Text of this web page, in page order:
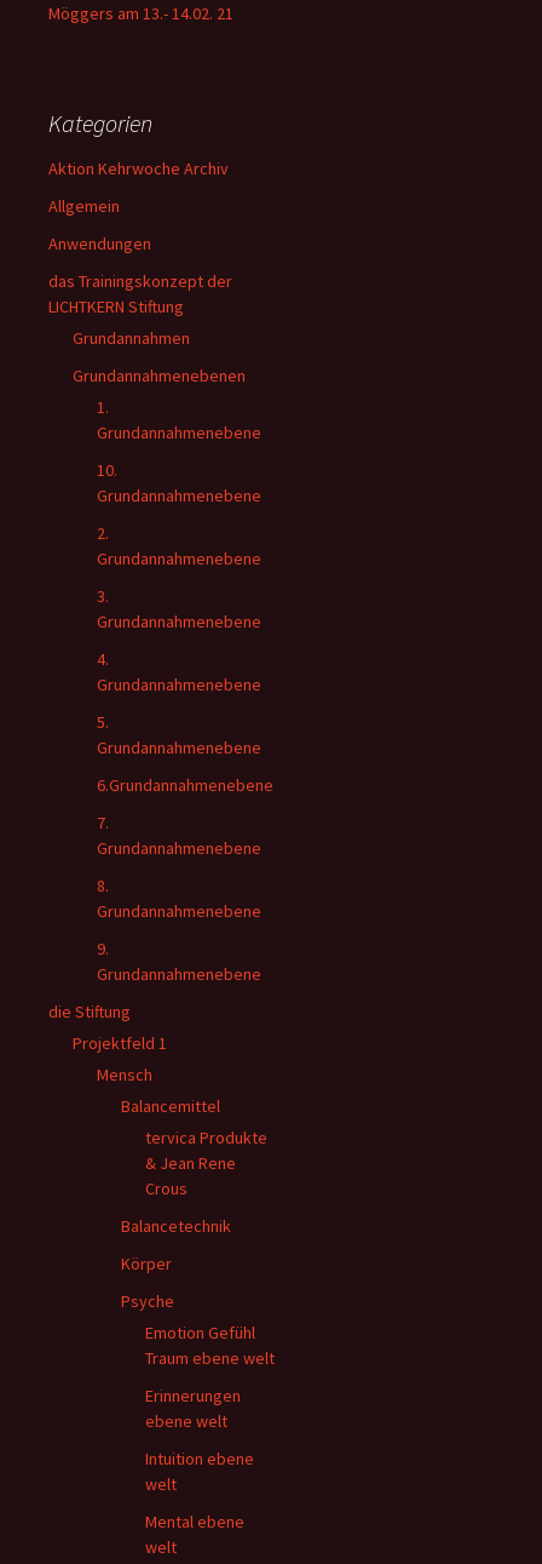
Möggers am 13.- 14.02. 21
Kategorien
Aktion Kehrwoche Archiv
Allgemein
Anwendungen
das Trainingskonzept der
LICHTKERN Stiftung
Grundannahmen
Grundannahmenebenen
1.
Grundannahmenebene
10.
Grundannahmenebene
2.
Grundannahmenebene
3.
Grundannahmenebene
4.
Grundannahmenebene
5.
Grundannahmenebene
6.Grundannahmenebene
7.
Grundannahmenebene
8.
Grundannahmenebene
9.
Grundannahmenebene
die Stiftung
Projektfeld 1
Mensch
Balancemittel
tervica Produkte
& Jean Rene
Crous
Balancetechnik
Körper
Psyche
Emotion Gefühl
Traum ebene welt
Erinnerungen
ebene welt
Intuition ebene
welt
Mental ebene
welt